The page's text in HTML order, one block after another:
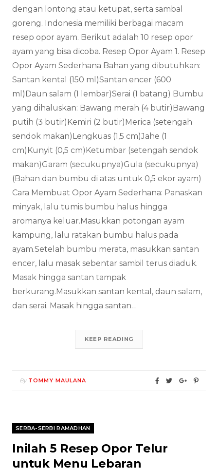
dengan lontong atau ketupat, serta sambal
goreng. Indonesia memiliki berbagai macam
resep opor ayam. Berikut adalah 10 resep opor
ayam yang bisa dicoba. Resep Opor Ayam 1. Resep
Opor Ayam Sederhana Bahan yang dibutuhkan:
Santan kental (150 ml)Santan encer (600
ml)Daun salam (1 lembar)Serai (1 batang) Bumbu
yang dihaluskan: Bawang merah (4 butir)Bawang
putih (3 butir)Kemiri (2 butir)Merica (setengah
sendok makan)Lengkuas (1,5 cm)Jahe (1
cm)Kunyit (0,5 cm)Ketumbar (setengah sendok
makan)Garam (secukupnya)Gula (secukupnya)
(Bahan dan bumbu di atas untuk 0,5 ekor ayam)
Cara Membuat Opor Ayam Sederhana: Panaskan
minyak, lalu tumis bumbu halus hingga
aromanya keluar.Masukkan potongan ayam
kampung, lalu ratakan bumbu halus pada
ayam.Setelah bumbu merata, masukkan santan
encer, lalu masak sebentar sambil terus diaduk.
Masak hingga santan tampak
berkurang.Masukkan santan kental, daun salam,
dan serai. Masak hingga santan…
KEEP READING
By TOMMY MAULANA
SERBA-SERBI RAMADHAN
Inilah 5 Resep Opor Telur
untuk Menu Lebaran